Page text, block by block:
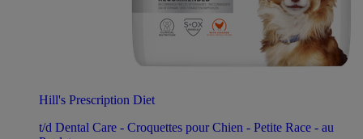
Hill's Prescription Diet
t/d Dental Care - Croquettes pour Chien - Petite Race - au